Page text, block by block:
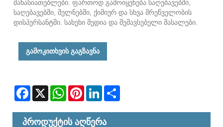
მახასიათებლები. ფართოდ გამოიყენება საღებავებში,
საღებავებში, მელნებში, ქიმიურ და სხვა მრეწველობის
დისპერსანტში. სახეხი მედია და შემავსებელი მასალები.
გამოკითხვის გაგზავნა
Facebook
X WhatsAppPinterestLinkedIn
პროდუქტის აღწერა